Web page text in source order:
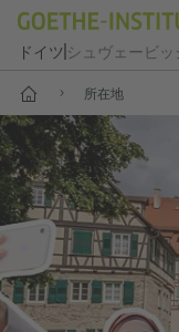
ドイツ シュヴェービ
-- 所在地